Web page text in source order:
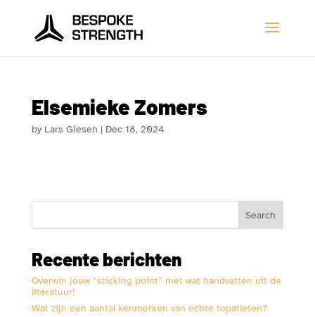
Elsemieke Zomers
by Lars Giesen | Dec 18, 2024
Search
Recente berichten
Overwin jouw “sticking point” met wat handvatten uit de
literatuur!
Wat zijn een aantal kenmerken van echte topatleten?